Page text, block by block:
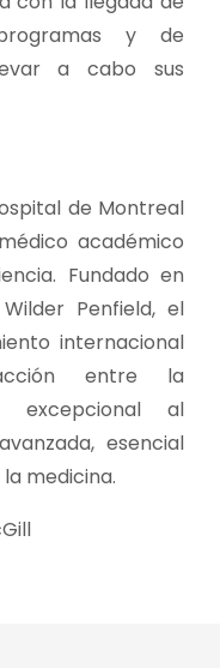
y de
a cabo sus
de Montreal
académico
Fundado en
Penfield, el
internacional
entre la
excepcional al
esencial
medicina.